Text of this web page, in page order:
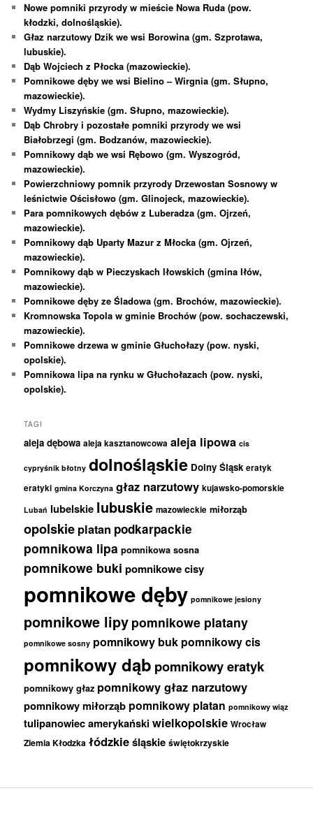
Nowe pomniki przyrody w mieście Nowa Ruda (pow.
kłodzki, dolnośląskie).
Głaz narzutowy Dzik we wsi Borowina (gm. Szprotawa,
lubuskie).
Dąb Wojciech z Płocka (mazowieckie).
Pomnikowe dęby we wsi Bielino – Wirgnia (gm. Słupno,
mazowieckie).
Wydmy Liszyńskie (gm. Słupno, mazowieckie).
Dąb Chrobry i pozostałe pomniki przyrody we wsi
Białobrzegi (gm. Bodzanów, mazowieckie).
Pomnikowy dąb we wsi Rębowo (gm. Wyszogród,
mazowieckie).
Powierzchniowy pomnik przyrody Drzewostan Sosnowy w
leśnictwie Ościsłowo (gm. Glinojeck, mazowieckie).
Para pomnikowych dębów z Luberadza (gm. Ojrzeń,
mazowieckie).
Pomnikowy dąb Uparty Mazur z Młocka (gm. Ojrzeń,
mazowieckie).
Pomnikowy dąb w Pieczyskach Iłowskich (gmina Iłów,
mazowieckie).
Pomnikowe dęby ze Śladowa (gm. Brochów, mazowieckie).
Kromnowska Topola w gminie Brochów (pow. sochaczewski,
mazowieckie).
Pomnikowe drzewa w gminie Głuchołazy (pow. nyski,
opolskie).
Pomnikowa lipa na rynku w Głuchołazach (pow. nyski,
opolskie).
TAGI
aleja dębowa aleja kasztanowcowa aleja lipowa cis
cypryśnik błotny dolnośląskie Dolny Śląsk eratyk
eratyki gmina Korczyna głaz narzutowy kujawsko-pomorskie
Lubań lubelskie lubuskie mazowieckie miłorząb
opolskie platan podkarpackie
pomnikowa lipa pomnikowa sosna
pomnikowe buki pomnikowe cisy
pomnikowe dęby pomnikowe jesiony
pomnikowe lipy pomnikowe platany
pomnikowe sosny pomnikowy buk pomnikowy cis
pomnikowy dąb pomnikowy eratyk
pomnikowy głaz pomnikowy głaz narzutowy
pomnikowy miłorząb pomnikowy platan pomnikowy wiąz
tulipanowiec amerykański wielkopolskie Wrocław
Ziemia Kłodzka łódzkieśląskie świętokrzyskie